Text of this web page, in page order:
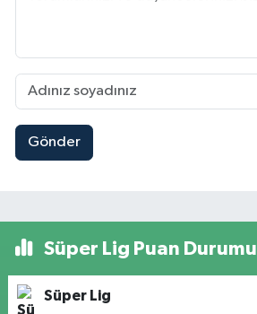
Gönder
Süper Lig Puan Durumu
Süper Lig